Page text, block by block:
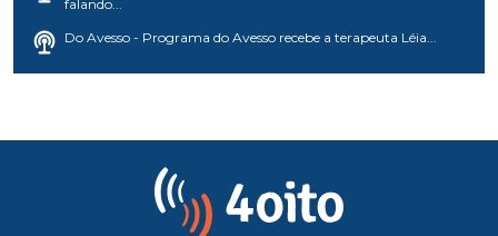
falando...
Do Avesso - Programa do Avesso recebe a terapeuta Léia...